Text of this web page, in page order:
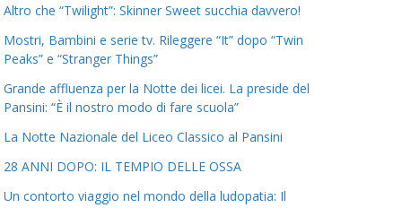
Altro che “Twilight”: Skinner Sweet succhia davvero!
Mostri, Bambini e serie tv. Rileggere “It” dopo “Twin
Peaks” e “Stranger Things”
Grande affluenza per la Notte dei licei. La preside del
Pansini: “È il nostro modo di fare scuola”
La Notte Nazionale del Liceo Classico al Pansini
28 ANNI DOPO: IL TEMPIO DELLE OSSA
Un contorto viaggio nel mondo della ludopatia: Il